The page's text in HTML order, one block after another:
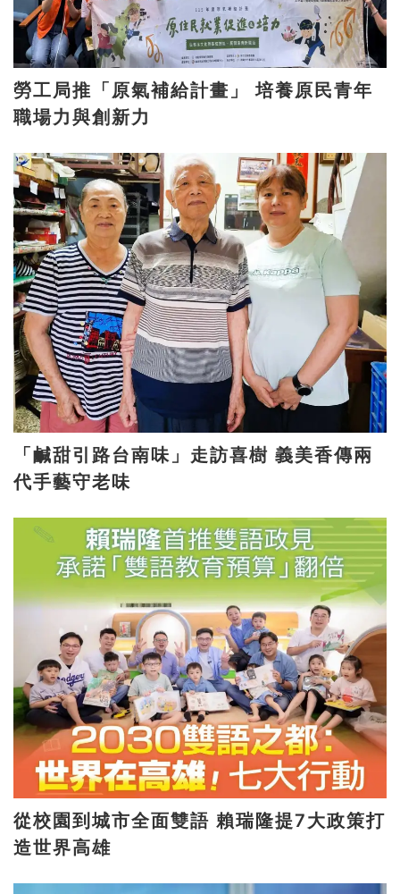
勞工局推「原氣補給計畫」 培養原民青年
職場力與創新力
「鹹甜引路台南味」走訪喜樹 義美香傳兩
代手藝守老味
從校園到城市全面雙語 賴瑞隆提7大政策打
造世界高雄